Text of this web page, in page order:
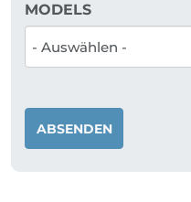
MODELS
ABSENDEN